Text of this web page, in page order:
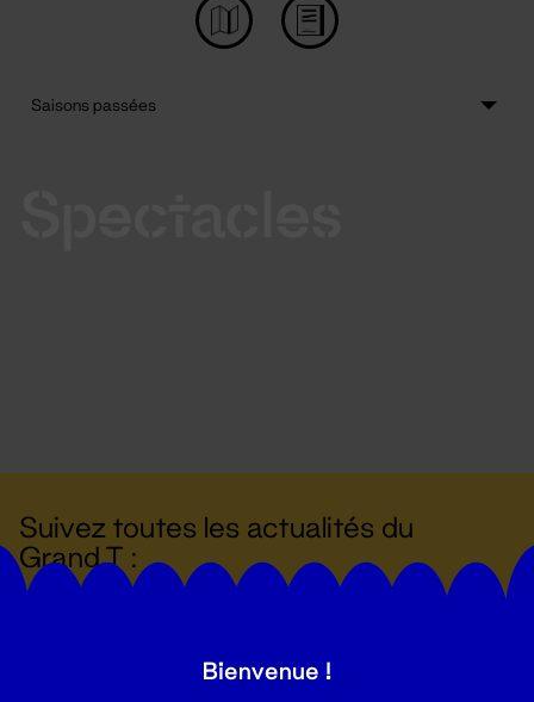
Suivez toutes les actualités du
Grand T :
Bienvenue !